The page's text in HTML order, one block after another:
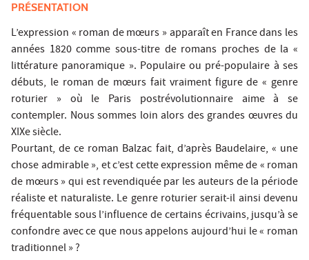
PRÉSENTATION
L’expression « roman de mœurs » apparaît en France dans les
années 1820 comme sous-titre de romans proches de la «
littérature panoramique ». Populaire ou pré-populaire à ses
débuts, le roman de mœurs fait vraiment figure de « genre
roturier » où le Paris postrévolutionnaire aime à se
contempler. Nous sommes loin alors des grandes œuvres du
XIXe siècle.
Pourtant, de ce roman Balzac fait, d’après Baudelaire, « une
chose admirable », et c’est cette expression même de « roman
de mœurs » qui est revendiquée par les auteurs de la période
réaliste et naturaliste. Le genre roturier serait-il ainsi devenu
fréquentable sous l’influence de certains écrivains, jusqu’à se
confondre avec ce que nous appelons aujourd’hui le « roman
traditionnel » ?